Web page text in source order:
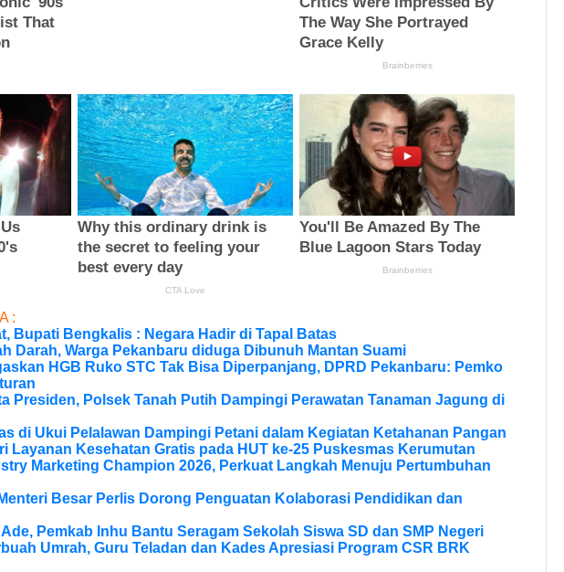
:
Bupati Bengkalis : Negara Hadir di Tapal Batas
Darah, Warga Pekanbaru diduga Dibunuh Mantan Suami
HGB Ruko STC Tak Bisa Diperpanjang, DPRD Pekanbaru: Pemko
Presiden, Polsek Tanah Putih Dampingi Perawatan Tanaman Jagung di
di Ukui Pelalawan Dampingi Petani dalam Kegiatan Ketahanan Pangan
Layanan Kesehatan Gratis pada HUT ke-25 Puskesmas Kerumutan
Marketing Champion 2026, Perkuat Langkah Menuju Pertumbuhan
Besar Perlis Dorong Penguatan Kolaborasi Pendidikan dan
Pemkab Inhu Bantu Seragam Sekolah Siswa SD dan SMP Negeri
Umrah, Guru Teladan dan Kades Apresiasi Program CSR BRK